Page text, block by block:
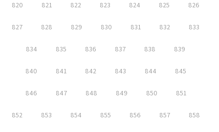
820 821 822 823 824 825 826
827 828 829 830 831 832 833
834 835 836 837 838 839
840 841 842 843 844 845
846 847 848 849 850 851
852 853 854 855 856 857 858